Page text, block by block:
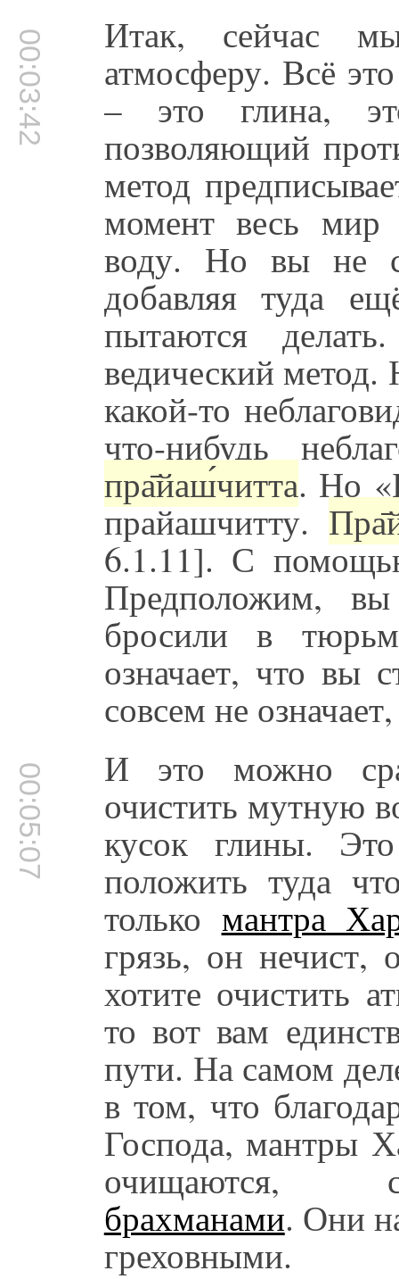
00:03:42 Итак, сейчас
атмосферу. Всё
– это глина,
позволяющий
метод
момент весь мир
воду. Но вы не
добавляя туда
пытаются
ведический
какой-то
что-нибудь
пра̄йаш́читта. Но
прайашчитту.
6.1.11]. С
Предположим,
бросили в
означает, что вы
совсем не
00:05:07 И это можно
очистить мутную
кусок глины.
положить туда
только мантра
грязь, он нечист,
хотите очистить
то вот вам
пути. На самом
в том, что
Господа, мантры
очищаются,
брахманами. Они
греховными.